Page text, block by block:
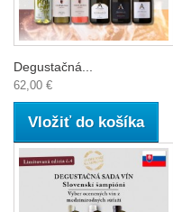
Degustačná...
62,00 €
Vložiť do košíka